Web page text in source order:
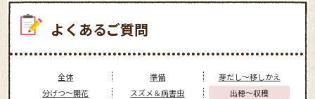
よくあるご質問
全体 準備
芽だし～移しかえ
分げつ～開花
スズメ＆病害虫 出穂～収穫